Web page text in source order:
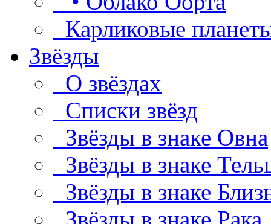
Карликовые
Звёзды
О звёздах
Списки звёзд
Звёзды в знаке Овна
Звёзды в знаке
Звёзды в знаке